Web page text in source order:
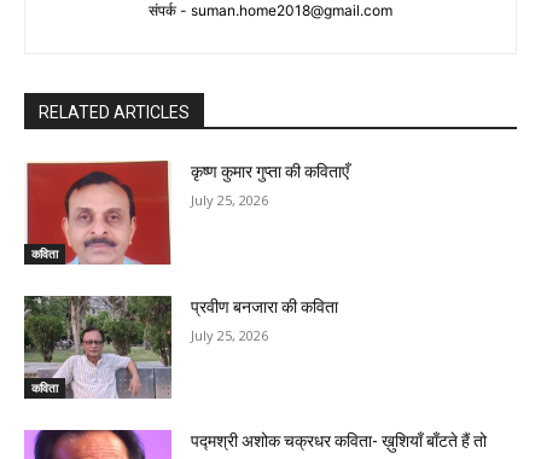
संपर्क - suman.home2018@gmail.com
RELATED ARTICLES
कविता
कृष्ण कुमार गुप्ता की कविताएँ
July 25, 2026
कविता
प्रवीण बनजारा की कविता
July 25, 2026
पद्मश्री अशोक चक्रधर कविता- ख़ुशियाँ बाँटते हैं तो